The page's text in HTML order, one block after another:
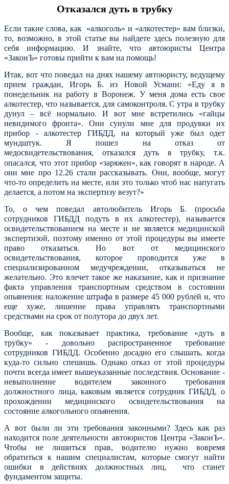
Отказался дуть в трубку
Если такие слова, как «алкоголь» и «алкотестер» вам близки,
то, возможно, в этой статье вы найдете здесь полезную для
себя информацию. И знайте, что автоюристы Центра
«ЗаконЪ» готовы прийти к вам на помощь!
Итак, вот что поведал на днях нашему автоюристу, ведущему
прием граждан, Игорь Б. из Новой Усмани: «Еду я в
понедельник на работу в Воронеж. У меня дома есть свое
алкотестер, что называется, для самоконтроля. С утра в трубку
дунул – всё нормально. И вот мне встретились «гайцы
невидимого фронта». Они сунули мне для продувки их
прибор - алкотестер ГИБДД, на который уже был одет
мундштук. Я пошел на отказ от
медосвидетельствования, отказался дуть в трубку,
т.к.
опасался, что этот прибор «заряжен», как говорят в народе. А
они мне про 12.26 стали рассказывать. Они, вообще, могут
что-то определить на месте, или это только чтоб нас напугать
делается, а потом на экспертизу везут?»
То, о чем поведал автолюбитель Игорь Б. (просьба
сотрудников ГИБДД подуть в их алкотестер), называется
освидетельствованием на месте и не является медицинской
экспертизой, поэтому именно от этой процедуры вы имеете
право отказаться. Но вот от медицинского
освидетельствования, которое проводится уже в
специализированном медучреждении, отказываться не
желательно. Это влечет такое же наказание, как и признание
факта управления транспортным средством в состоянии
опьянения: наложение штрафа в размере 45 000 рублей и, что
еще хуже, лишение права управлять транспортными
средствами на срок от полутора до двух лет.
Вообще, как показывает практика, требование «дуть в
трубку» - довольно распространенное требование
сотрудников ГИБДД. Особенно досадно его слышать, когда
куда-то сильно спешишь. Однако отказ от этой процедуры
почти всегда имеет вышеуказанные последствия. Основание -
невыполнение водителем законного требования
должностного лица, каковым является сотрудник ГИБДД, о
прохождении медицинского освидетельствования на
состояние алкогольного опьянения.
А вот были ли эти требования законными? Здесь как раз
находится поле деятельности автоюристов Центра «ЗаконЪ».
Чтобы не лишиться прав, водителю нужно вовремя
обратиться к нашим специалистам, которые смогут найти
ошибки в действиях должностных лиц, что станет
фундаментом защиты.